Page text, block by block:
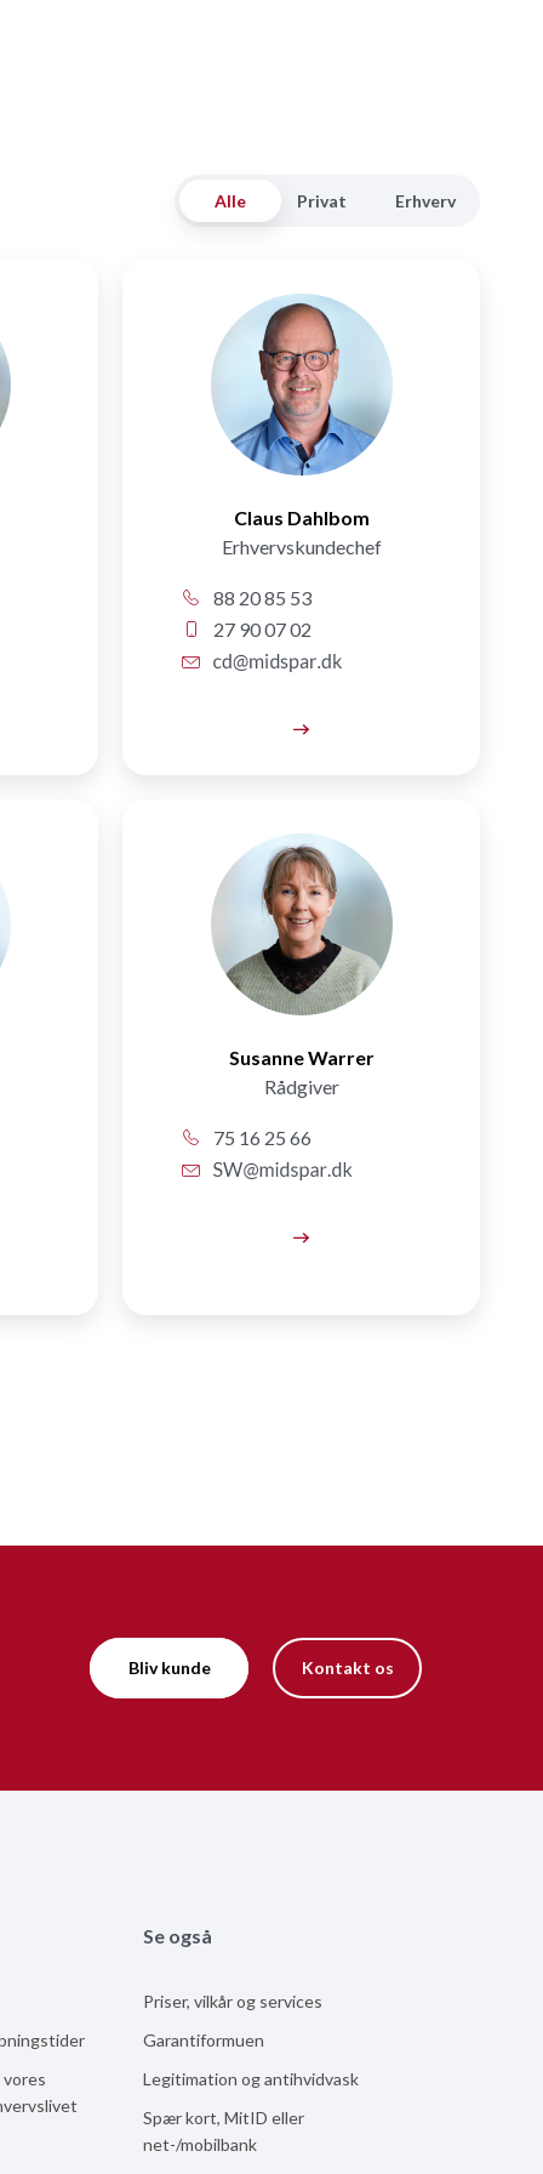
Alle Privat Erhverv
Claus Dahlbom
Erhvervskundechef
88 20 85 53
27 90 07 02
Susanne Warrer
Rådgiver
75 16 25 66
Bliv kunde Kontakt os
Se også
Priser, vilkår og services
Garantiformuen
Legitimation og antihvidvask
Spær kort, MitID eller
net-/mobilbank